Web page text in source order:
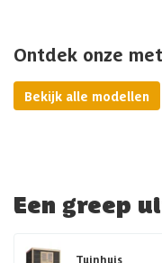
Ontdek onze
Bekijk alle modellen
Een greep
Tuinhuis